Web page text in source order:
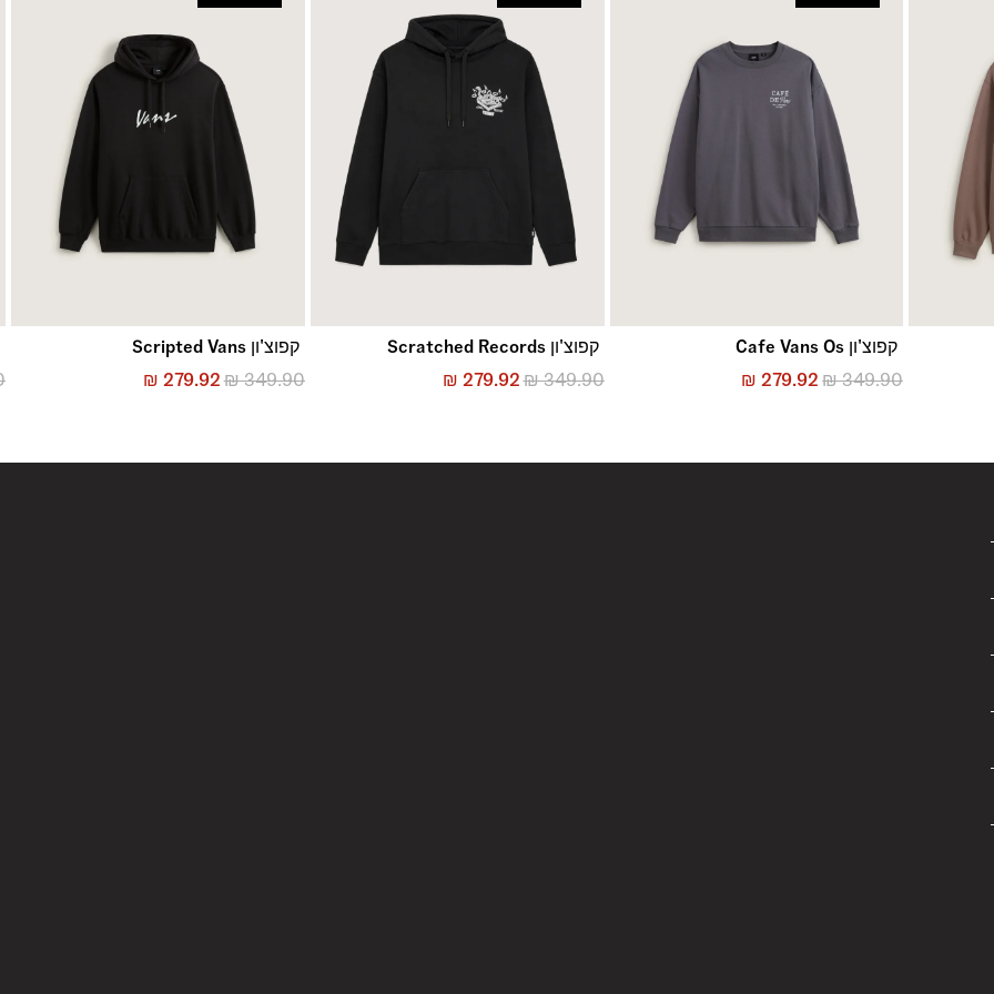
קפוצ'ון Cafe Vans Os
₪349.90
₪ 279.92
קפוצ'ון Scratched Records
₪349.90
₪ 279.92
קפוצ'ון Scripted Vans
₪349.90
₪ 279.92